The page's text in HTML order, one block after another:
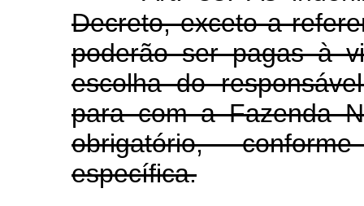
Decreto, exceto a
poderão ser pagas à
escolha do
para com a Fazenda
obrigatório,
específica.